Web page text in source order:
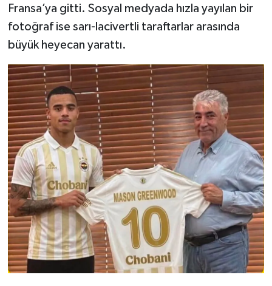
Fransa’ya gitti. Sosyal medyada hızla yayılan bir
fotoğraf ise sarı-lacivertli taraftarlar arasında
büyük heyecan yarattı.